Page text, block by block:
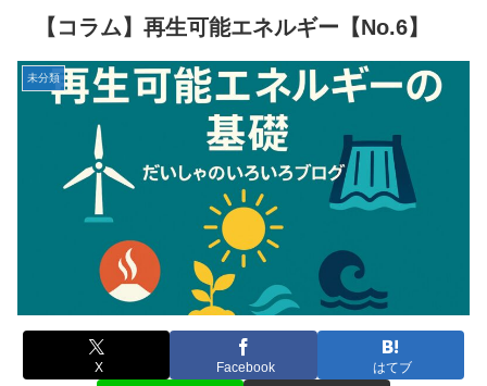
【コラム】再生可能エネルギー【No.6】
未分類
X Facebook はてブ